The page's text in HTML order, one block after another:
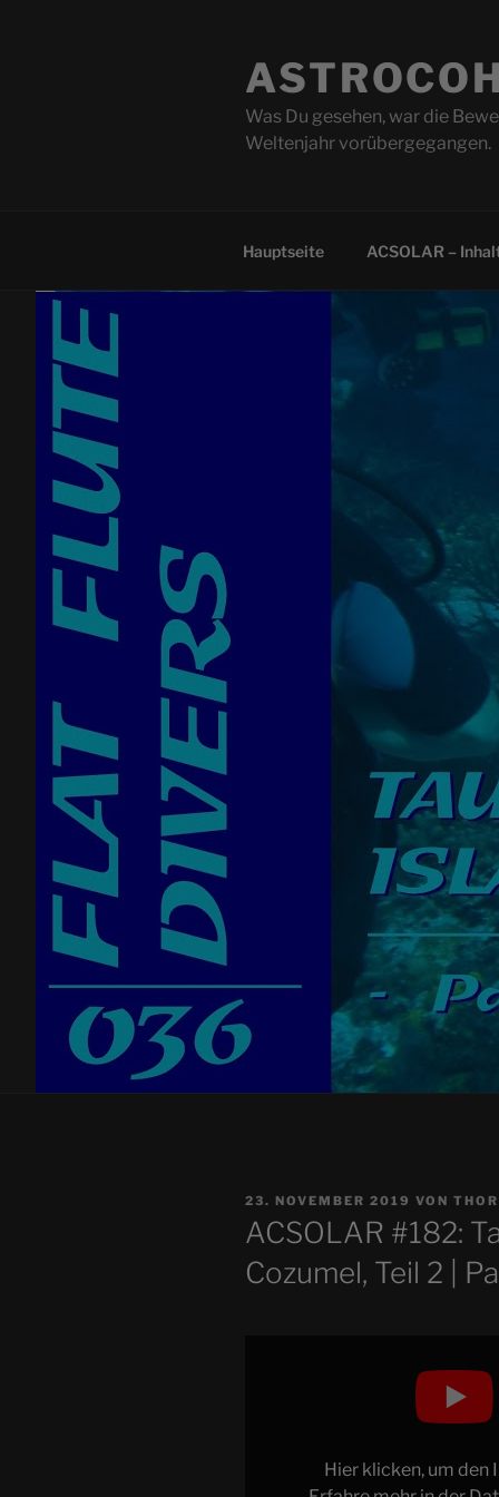
Was Du gesehen, war die
Weltenjahr vorübergegangen.
Hauptseite ACSOLAR –
VERÖFFENTLICHT
AM
23. NOVEMBER 2019 VON
ACSOLAR #182:
Cozumel, Teil 2 |
Hier klicken, um den